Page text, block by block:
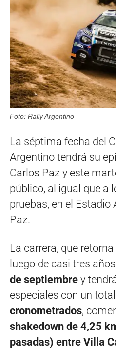
Foto: Rally Argentino
La séptima fecha del
Argentino tendrá su
Carlos Paz y este
público, al igual que a
pruebas, en el Estadio
Paz.
La carrera, que
luego de casi tres
de septiembre y
especiales con un
cronometrados,
shakedown de 4,25
pasadas) entre Villa